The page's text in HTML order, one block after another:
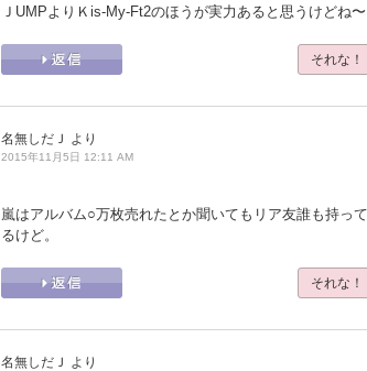
ＪUMPよりＫis-My-Ft2のほうが実力あると思うけどね〜
それな！
名無しだＪ より
2015年11月5日 12:11 AM
嵐はアルバム○万枚売れたとか聞いてもリア友誰も持っ
るけど。
それな！
名無しだＪ より